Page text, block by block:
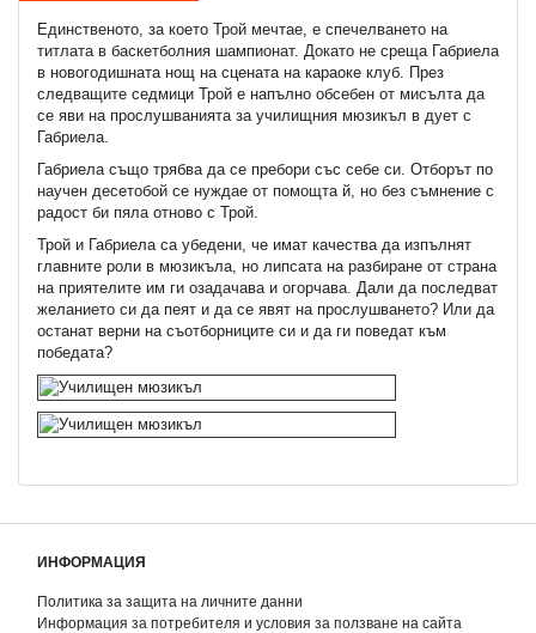
Единственото, за което Трой мечтае, е спечелването на
титлата в баскетболния шампионат. Докато не среща Габриела
в новогодишната нощ на сцената на караоке клуб. През
следващите седмици Трой е напълно обсебен от мисълта да
се яви на прослушванията за училищния мюзикъл в дует с
Габриела.
Габриела също трябва да се пребори със себе си. Отборът по
научен десетобой се нуждае от помощта й, но без съмнение с
радост би пяла отново с Трой.
Трой и Габриела са убедени, че имат качества да изпълнят
главните роли в мюзикъла, но липсата на разбиране от страна
на приятелите им ги озадачава и огорчава. Дали да последват
желанието си да пеят и да се явят на прослушването? Или да
останат верни на съотборниците си и да ги поведат към
победата?
ИНФОРМАЦИЯ
Политика за защита на личните данни
Информация за потребителя и условия за ползване на сайта